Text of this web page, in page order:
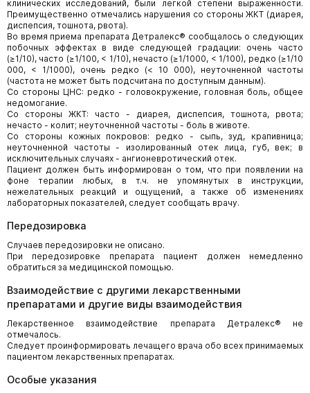
клинических исследований, были легкой степени выраженности.
Преимущественно отмечались нарушения со стороны ЖКТ (диарея,
диспепсия, тошнота, рвота).
Во время приема препарата Детралекс® сообщалось о следующих
побочных эффектах в виде следующей градации: очень часто
(≥1/10), часто (≥1/100, < 1/10), нечасто (≥1/1000, < 1/100), редко (≥1/10
000, < 1/1000), очень редко (< 10 000), неуточненной частоты
(частота не может быть подсчитана по доступным данным).
Со стороны ЦНС: редко - головокружение, головная боль, общее
недомогание.
Со стороны ЖКТ: часто - диарея, диспепсия, тошнота, рвота;
нечасто - колит; неуточненной частоты - боль в животе.
Со стороны кожных покровов: редко - сыпь, зуд, крапивница;
неуточненной частоты - изолированный отек лица, губ, век; в
исключительных случаях - ангионевротический отек.
Пациент должен быть информирован о том, что при появлении на
фоне терапии любых, в т.ч. не упомянутых в инструкции,
нежелательных реакций и ощущений, а также об изменениях
лабораторных показателей, следует сообщать врачу.
Передозировка
Случаев передозировки не описано.
При передозировке препарата пациент должен немедленно
обратиться за медицинской помощью.
Взаимодействие с другими лекарственными
препаратами и другие виды взаимодействия
Лекарственное взаимодействие препарата Детралекс® не
отмечалось.
Следует проинформировать лечащего врача обо всех принимаемых
пациентом лекарственных препаратах.
Особые указания